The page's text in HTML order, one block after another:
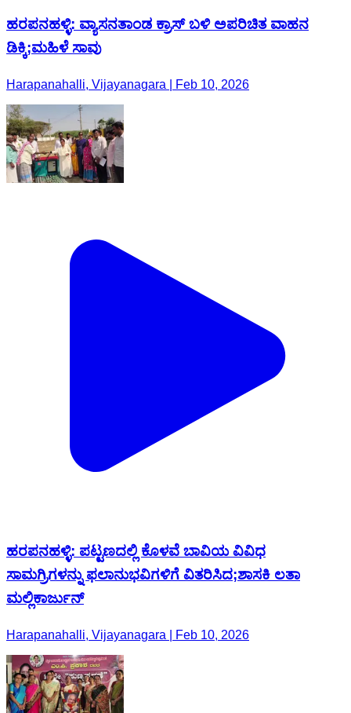
ಹರಪನಹಳ್ಳಿ: ವ್ಯಾಸನತಾಂಡ ಕ್ರಾಸ್ ಬಳಿ ಅಪರಿಚಿತ ವಾಹನ
ಡಿಕ್ಕಿ;ಮಹಿಳೆ ಸಾವು
Harapanahalli, Vijayanagara | Feb 10, 2026
ಹರಪನಹಳ್ಳಿ: ಪಟ್ಟಣದಲ್ಲಿ ಕೊಳವೆ ಬಾವಿಯ ವಿವಿಧ
ಸಾಮಗ್ರಿಗಳನ್ನು ಫಲಾನುಭವಿಗಳಿಗೆ ವಿತರಿಸಿದ;ಶಾಸಕಿ ಲತಾ
ಮಲ್ಲಿಕಾರ್ಜುನ್
Harapanahalli, Vijayanagara | Feb 10, 2026